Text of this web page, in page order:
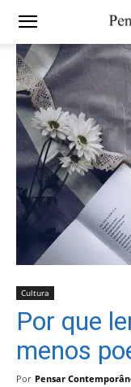
Cultura
Por que
menos
Por Pensar